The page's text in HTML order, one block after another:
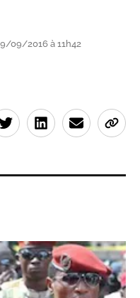
09/2016 à 11h42